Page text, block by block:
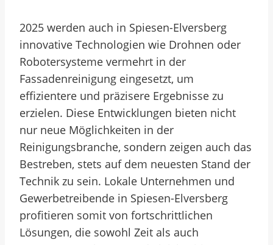
2025 werden auch in Spiesen-Elversberg
innovative Technologien wie Drohnen oder
Robotersysteme vermehrt in der
Fassadenreinigung eingesetzt, um
effizientere und präzisere Ergebnisse zu
erzielen. Diese Entwicklungen bieten nicht
nur neue Möglichkeiten in der
Reinigungsbranche, sondern zeigen auch das
Bestreben, stets auf dem neuesten Stand der
Technik zu sein. Lokale Unternehmen und
Gewerbetreibende in Spiesen-Elversberg
profitieren somit von fortschrittlichen
Lösungen, die sowohl Zeit als auch